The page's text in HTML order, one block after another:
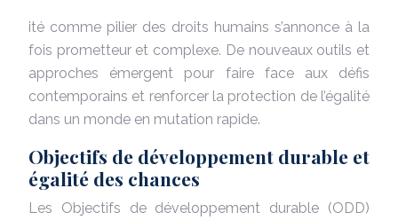
ité comme pilier des droits humains s’annonce à la
fois prometteur et complexe. De nouveaux outils et
approches émergent pour faire face aux défis
contemporains et renforcer la protection de l’égalité
dans un monde en mutation rapide.
Objectifs de développement durable et
égalité des chances
Les Objectifs de développement durable (ODD)